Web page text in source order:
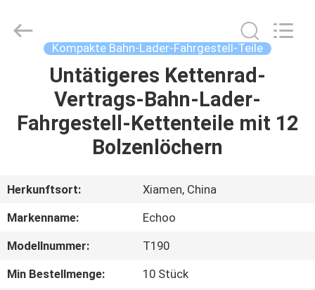
HAUS
PRODUKTE
UNS
AUSFLUG
Rights
Kompakte Bahn-Lader-Fahrgestell-Teile
Untätigeres Kettenrad-
Vertrags-Bahn-Lader-
Fahrgestell-Kettenteile mit 12
Bolzenlöchern
Herkunftsort:
Xiamen, China
Markenname:
Echoo
Modellnummer:
T190
Min Bestellmenge:
10 Stück